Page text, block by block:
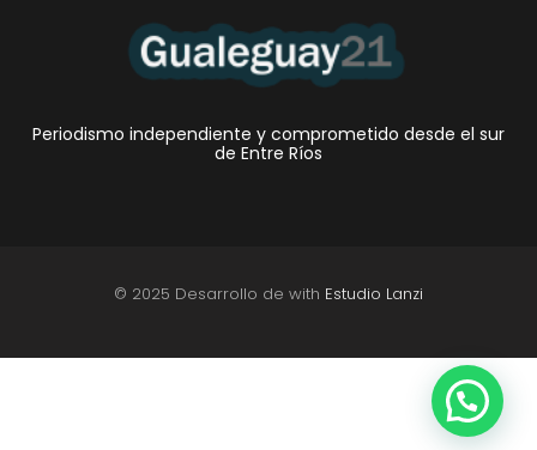
Periodismo independiente y comprometido desde el sur
de Entre Ríos
© 2025 Desarrollo de with Estudio Lanzi